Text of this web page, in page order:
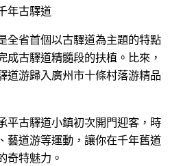
年古驛道
全省首個以古驛道為主題的特點
成古驛道精髓段的扶植。比來，
道游歸入廣州市十條村落游精品
平古驛道小鎮初次開門迎客，時
藝道游等運動，讓你在千年舊道
奇特魅力。